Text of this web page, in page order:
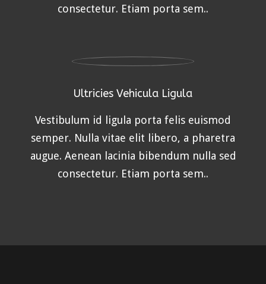
consectetur. Etiam porta sem..
Ultricies Vehicula Ligula
Vestibulum id ligula porta felis euismod
semper. Nulla vitae elit libero, a pharetra
augue. Aenean lacinia bibendum nulla sed
consectetur. Etiam porta sem..